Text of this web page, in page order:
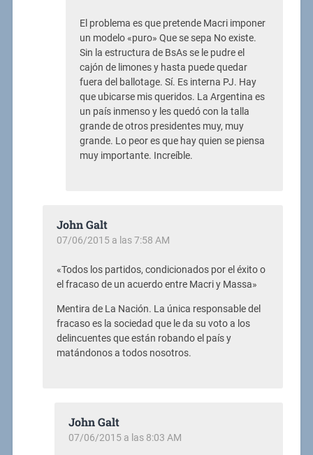
El problema es que pretende Macri imponer
un modelo «puro» Que se sepa No existe.
Sin la estructura de BsAs se le pudre el
cajón de limones y hasta puede quedar
fuera del ballotage. Sí. Es interna PJ. Hay
que ubicarse mis queridos. La Argentina es
un país inmenso y les quedó con la talla
grande de otros presidentes muy, muy
grande. Lo peor es que hay quien se piensa
muy importante. Increíble.
John Galt
07/06/2015 a las 7:58 AM
«Todos los partidos, condicionados por el éxito o
el fracaso de un acuerdo entre Macri y Massa»
Mentira de La Nación. La única responsable del
fracaso es la sociedad que le da su voto a los
delincuentes que están robando el país y
matándonos a todos nosotros.
John Galt
07/06/2015 a las 8:03 AM